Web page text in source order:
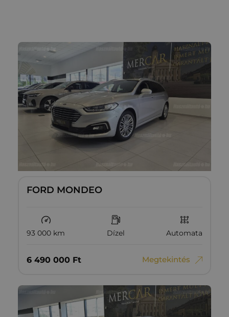
FORD MONDEO
93 000 km Dízel Automata
6‏‏‎ ‎490‏‏‎ ‎000 Ft Megtekintés